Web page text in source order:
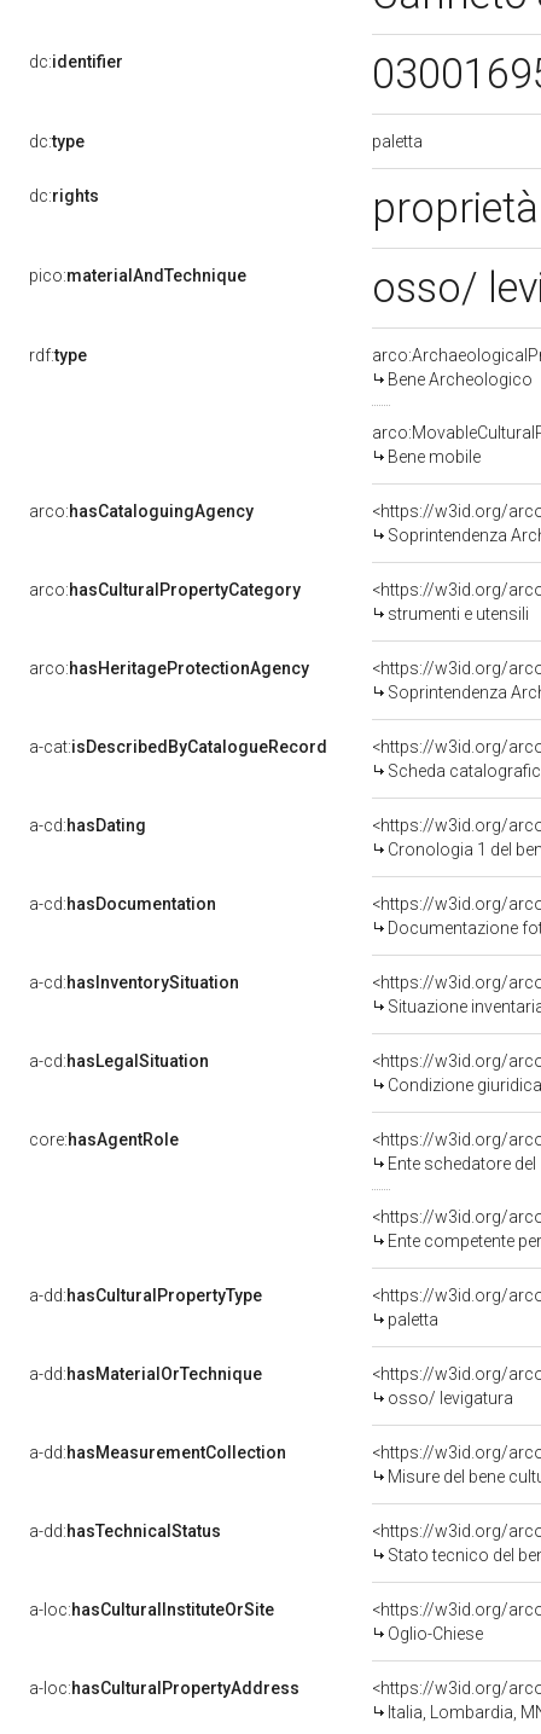
dc:identifier
dc:type paletta
dc:rights
pico:materialAndTechnique osso/
rdf:type
Bene Archeologico
Bene mobile
arco:hasCataloguingAgency
<https://w3id.org/
Soprintendenza
arco:hasCulturalPropertyCategory
<https://w3id.org/
strumenti e utensili
arco:hasHeritageProtectionAgency
<https://w3id.org/
Soprintendenza
a-cat:isDescribedByCatalogueRecord
<https://w3id.org/
Scheda
a-cd:hasDating
<https://w3id.org/
Cronologia 1 del
a-cd:hasDocumentation
Documentazione
a-cd:hasInventorySituation
<https://w3id.org/
Situazione
a-cd:hasLegalSituation
<https://w3id.org/
Condizione
core:hasAgentRole
<https://w3id.org/
Ente schedatore
<https://w3id.org/
Ente competente per tutela
a-dd:hasCulturalPropertyType
<https://w3id.org/
paletta
a-dd:hasMaterialOrTechnique
<https://w3id.org/
osso/ levigatura
a-dd:hasMeasurementCollection
<https://w3id.org/
Misure del bene
a-dd:hasTechnicalStatus
<https://w3id.org/
Stato tecnico del
a-loc:hasCulturalInstituteOrSite
<https://w3id.org/
Oglio-Chiese
a-loc:hasCulturalPropertyAddress
<https://w3id.org/
Italia, Lombardia,